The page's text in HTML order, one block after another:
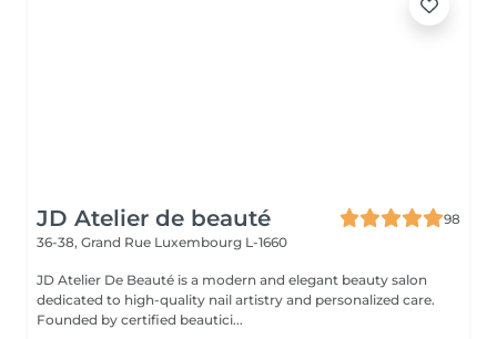
JD Atelier de beauté
98
36-38, Grand Rue Luxembourg L-1660
JD Atelier De Beauté is a modern and elegant beauty salon
dedicated to high-quality nail artistry and personalized care.
Founded by certified beautici...